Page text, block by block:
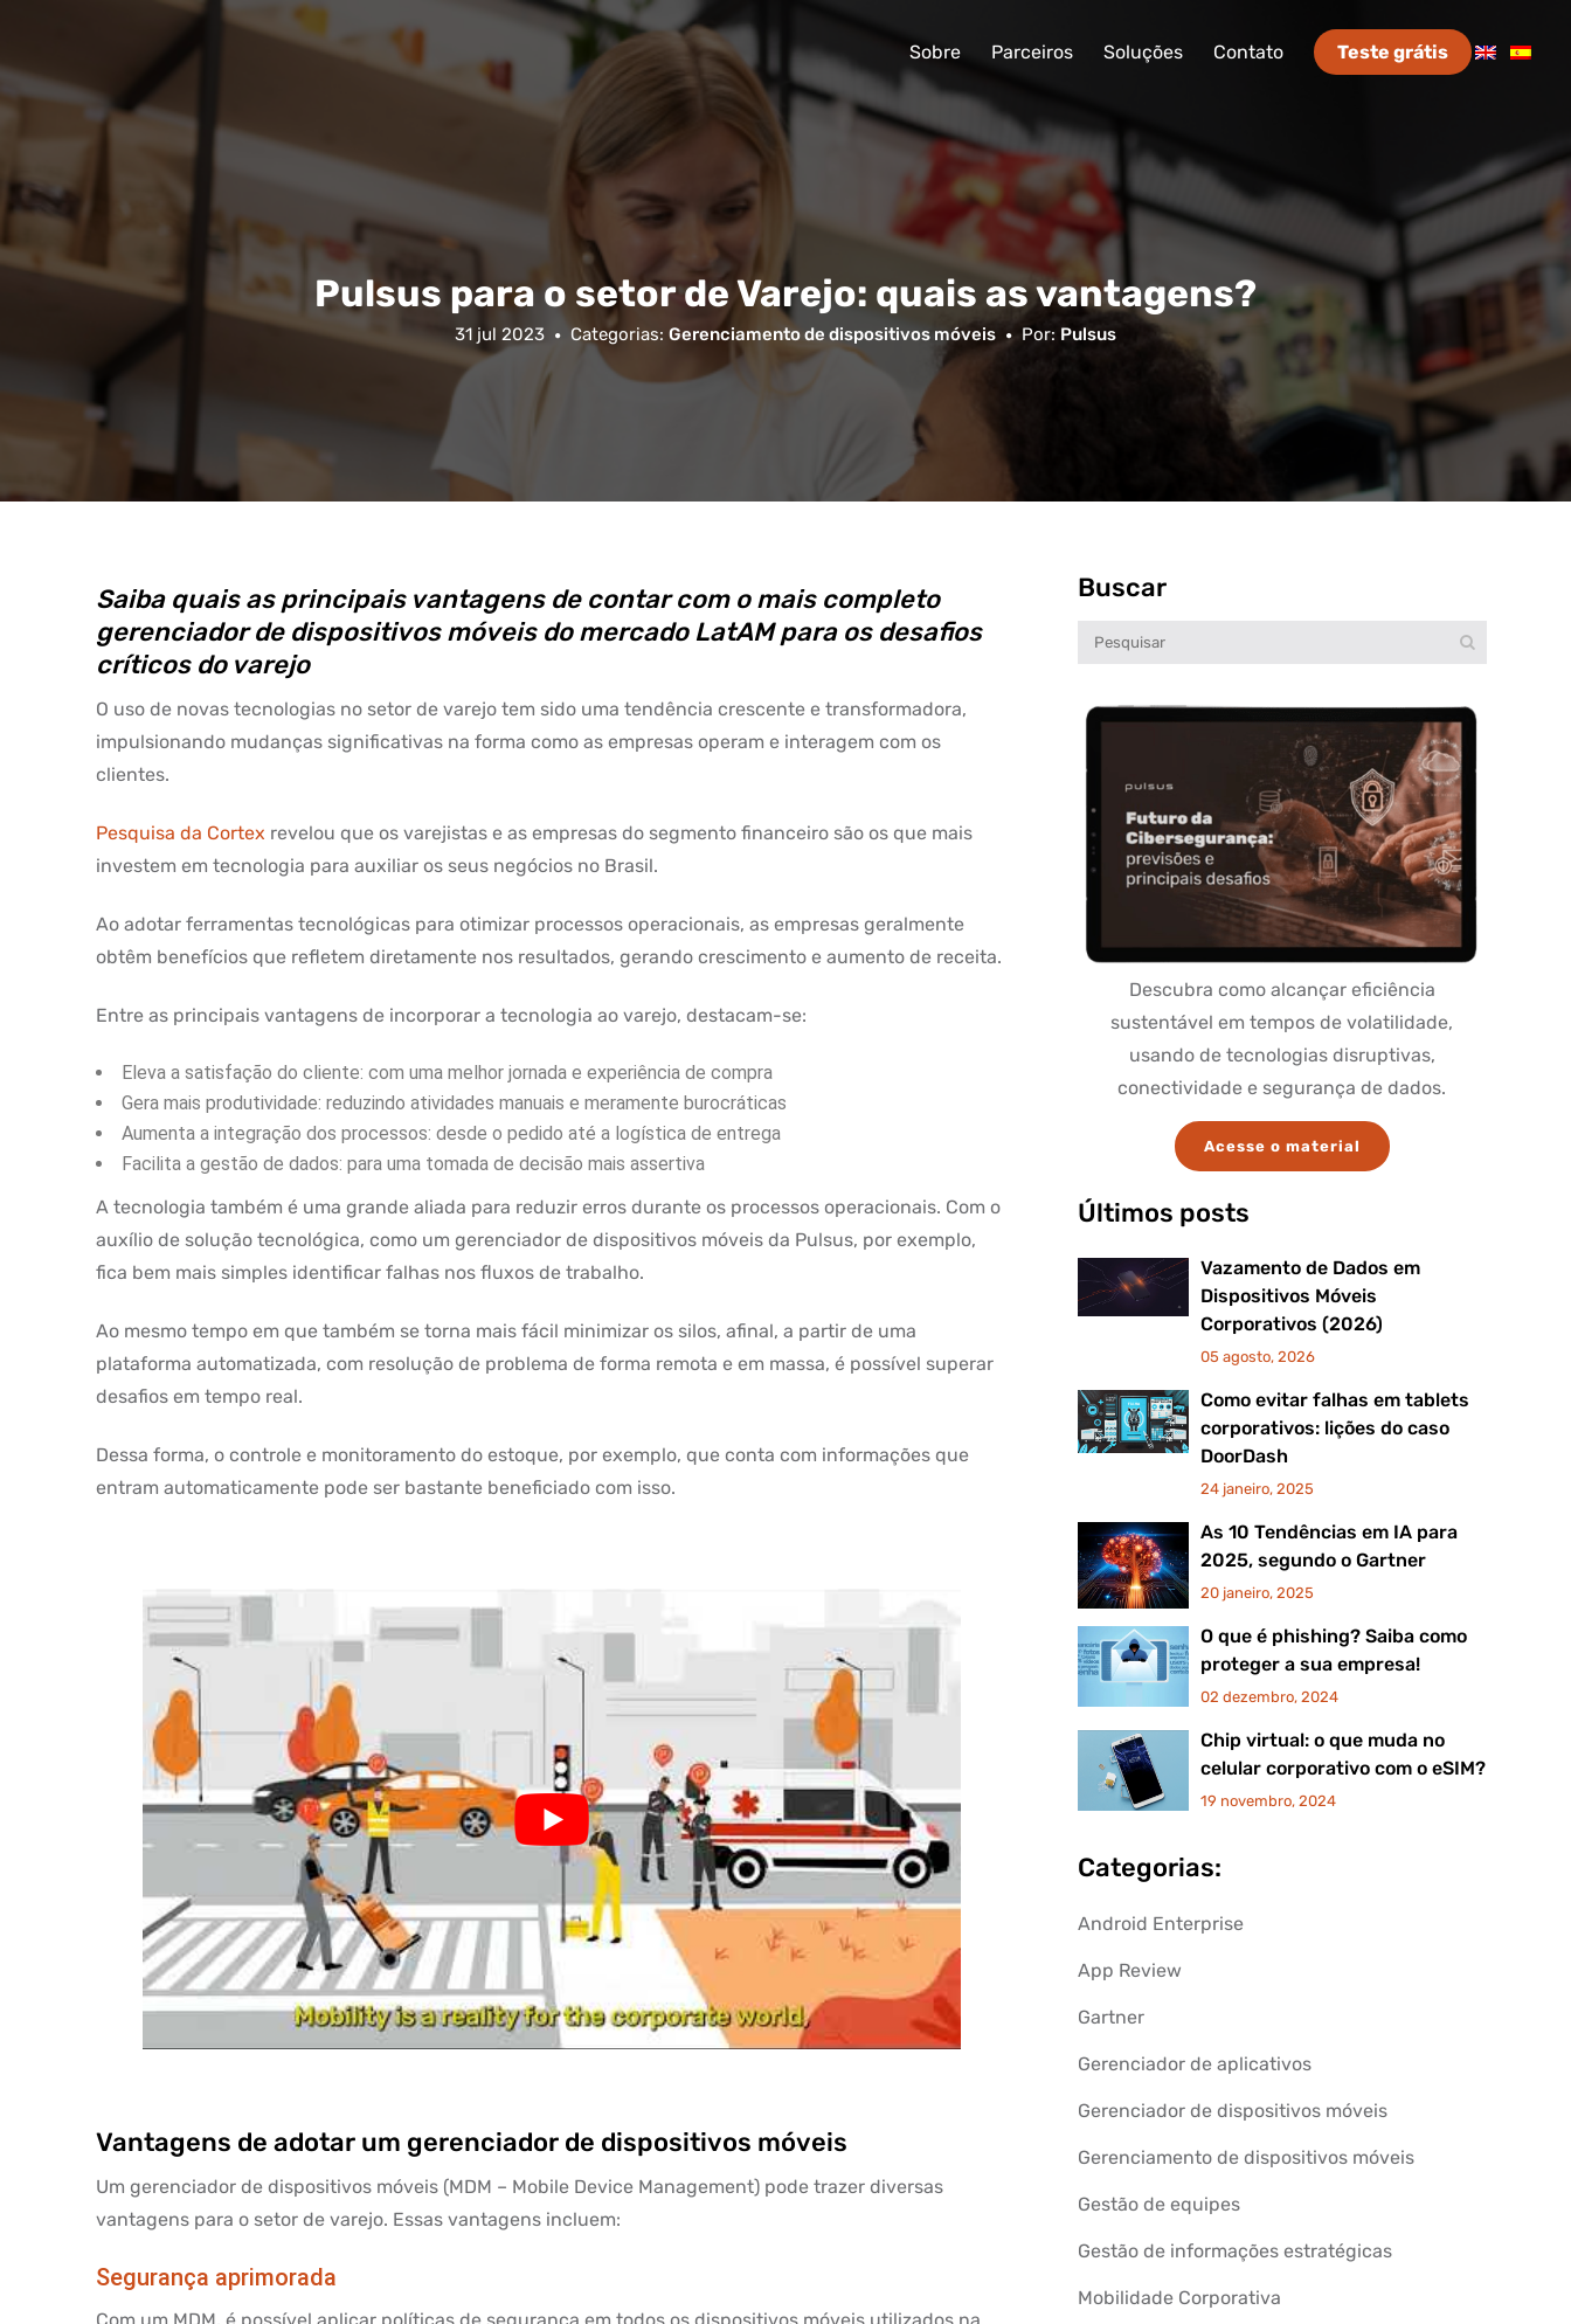
Sobre Parceiros Soluções Contato Teste grátis
Pulsus para o setor de Varejo: quais as vantagens?
31 jul 2023 Categorias: Gerenciamento de dispositivos móveis Por: Pulsus
Saiba quais as principais vantagens de contar com o mais completo
gerenciador de dispositivos móveis do mercado LatAM para os desafios
críticos do varejo
O uso de novas tecnologias no setor de varejo tem sido uma tendência crescente e transformadora,
impulsionando mudanças significativas na forma como as empresas operam e interagem com os
clientes.
Pesquisa da Cortex revelou que os varejistas e as empresas do segmento financeiro são os que mais
investem em tecnologia para auxiliar os seus negócios no Brasil.
Ao adotar ferramentas tecnológicas para otimizar processos operacionais, as empresas geralmente
obtêm benefícios que refletem diretamente nos resultados, gerando crescimento e aumento de receita.
Entre as principais vantagens de incorporar a tecnologia ao varejo, destacam-se:
Eleva a satisfação do cliente: com uma melhor jornada e experiência de compra
Gera mais produtividade: reduzindo atividades manuais e meramente burocráticas
Aumenta a integração dos processos: desde o pedido até a logística de entrega
Facilita a gestão de dados: para uma tomada de decisão mais assertiva
A tecnologia também é uma grande aliada para reduzir erros durante os processos operacionais. Com o
auxílio de solução tecnológica, como um gerenciador de dispositivos móveis da Pulsus, por exemplo,
fica bem mais simples identificar falhas nos fluxos de trabalho.
Ao mesmo tempo em que também se torna mais fácil minimizar os silos, afinal, a partir de uma
plataforma automatizada, com resolução de problema de forma remota e em massa, é possível superar
desafios em tempo real.
Dessa forma, o controle e monitoramento do estoque, por exemplo, que conta com informações que
entram automaticamente pode ser bastante beneficiado com isso.
Vantagens de adotar um gerenciador de dispositivos móveis
Um gerenciador de dispositivos móveis (MDM – Mobile Device Management) pode trazer diversas
vantagens para o setor de varejo. Essas vantagens incluem:
Segurança aprimorada
Com um MDM, é possível aplicar políticas de segurança em todos os dispositivos móveis utilizados na
Buscar
Descubra como alcançar eficiência
sustentável em tempos de volatilidade,
usando de tecnologias disruptivas,
conectividade e segurança de dados.
Acesse o material
Últimos posts
Vazamento de Dados em
Dispositivos Móveis
Corporativos (2026)
05 agosto, 2026
Como evitar falhas em tablets
corporativos: lições do caso
DoorDash
24 janeiro, 2025
As 10 Tendências em IA para
2025, segundo o Gartner
20 janeiro, 2025
O que é phishing? Saiba como
proteger a sua empresa!
02 dezembro, 2024
Chip virtual: o que muda no
celular corporativo com o eSIM?
19 novembro, 2024
Categorias:
Android Enterprise
App Review
Gartner
Gerenciador de aplicativos
Gerenciador de dispositivos móveis
Gerenciamento de dispositivos móveis
Gestão de equipes
Gestão de informações estratégicas
Mobilidade Corporativa